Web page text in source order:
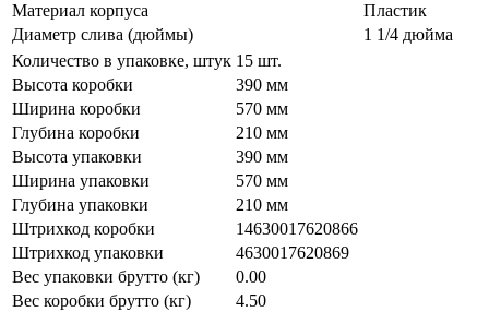
Материал корпуса
Пластик
Диаметр слива (дюймы)
1 1/4 дюйма
Количество в упаковке, штук 15 шт.
Высота коробки
390 мм
Ширина коробки
570 мм
Глубина коробки
210 мм
Высота упаковки
390 мм
Ширина упаковки
570 мм
Глубина упаковки
210 мм
Штрихкод коробки
14630017620866
Штрихкод упаковки
4630017620869
Вес упаковки брутто (кг)
0.00
Вес коробки брутто (кг)
4.50